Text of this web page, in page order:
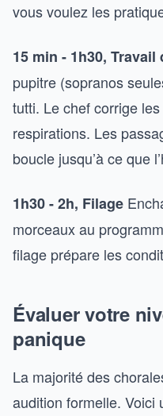
vous voulez les
15 min - 1h30, Travail
pupitre (sopranos
tutti. Le chef corrige
respirations. Les
boucle jusqu’à ce que
1h30 - 2h, Filage
morceaux au
filage prépare les
Évaluer votre
panique
La majorité des
audition formelle. Voici